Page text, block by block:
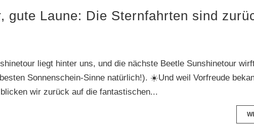
gute Laune: Die Sternfahrten sind
liegt hinter uns, und die nächste Beetle Sunshinetour
Sonnenschein-Sinne natürlich!). ☀️Und weil Vorfreude
wir zurück auf die fantastischen...